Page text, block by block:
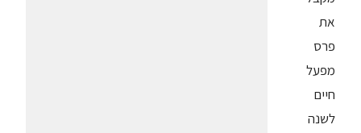
את
פרס
מפעל
חיים
לשנה